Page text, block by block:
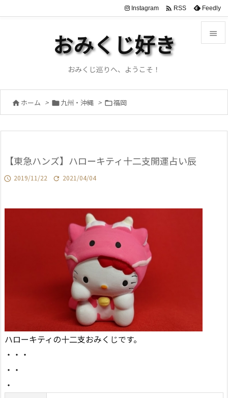

サイド
Instagram  RSS Feedly
おみくじ好き
おみくじ巡りへ、ようこそ！
 ホーム > 九州・沖縄 > 福岡
【東急ハンズ】ハローキティ十二支開運占い辰
 2019/11/22  2021/04/04
ハローキティの十二支おみくじです。
・・・
・・
・